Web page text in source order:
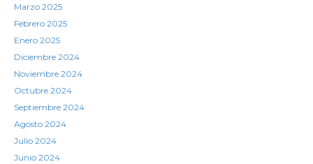
Marzo 2025
Febrero 2025
Enero 2025
Diciembre 2024
Noviembre 2024
Octubre 2024
Septiembre 2024
Agosto 2024
Julio 2024
Junio 2024